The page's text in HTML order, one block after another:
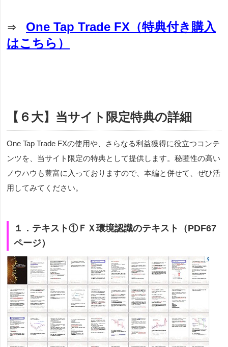
⇒ One Tap Trade FX（特典付き購入
はこちら）
【６大】当サイト限定特典の詳細
One Tap Trade FXの使用や、さらなる利益獲得に役立つコンテ
ンツを、当サイト限定の特典として提供します。秘匿性の高い
ノウハウも豊富に入っておりますので、本編と併せて、ぜひ活
用してみてください。
１．テキスト①ＦＸ環境認識のテキスト（PDF67
ページ）